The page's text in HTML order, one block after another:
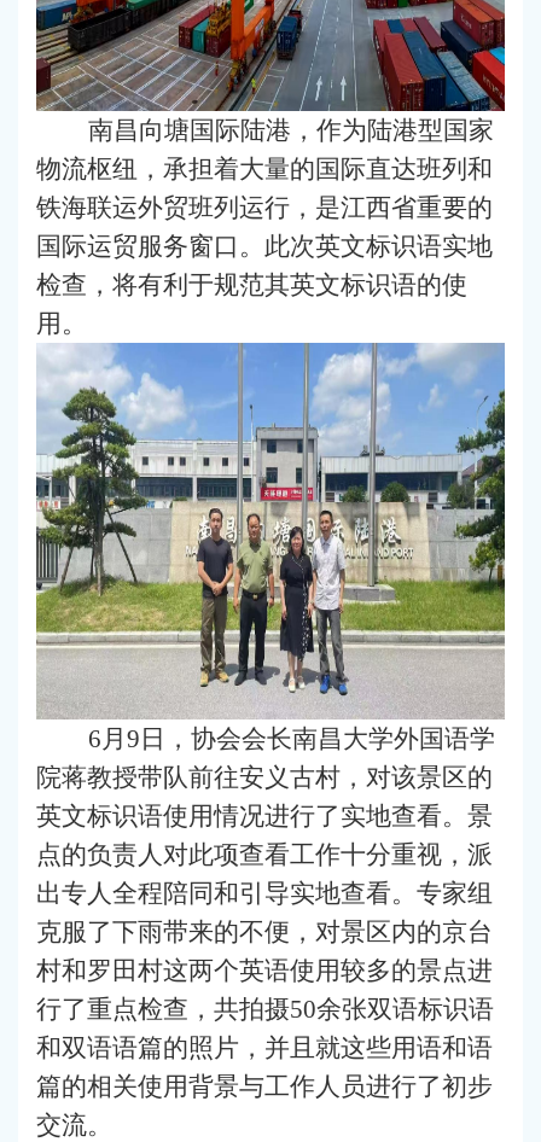
南昌向塘国际陆港，作为陆港型国家
物流枢纽，承担着大量的国际直达班列和
铁海联运外贸班列运行，是江西省重要的
国际运贸服务窗口。此次英文标识语实地
检查，将有利于规范其英文标识语的使
用。
6月9日，协会会长南昌大学外国语学
院蒋教授带队前往安义古村，对该景区的
英文标识语使用情况进行了实地查看。景
点的负责人对此项查看工作十分重视，派
出专人全程陪同和引导实地查看。专家组
克服了下雨带来的不便，对景区内的京台
村和罗田村这两个英语使用较多的景点进
行了重点检查，共拍摄50余张双语标识语
和双语语篇的照片，并且就这些用语和语
篇的相关使用背景与工作人员进行了初步
交流。